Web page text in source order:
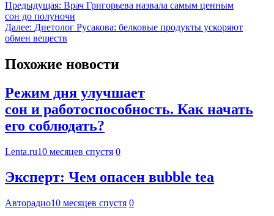
Предыдущая: Врач Григорьева назвала самым ценным
сон до полуночи
Далее: Диетолог Русакова: белковые продукты ускоряют
обмен веществ
Похожие новости
Режим дня улучшает
сон и работоспособность. Как начать
его соблюдать?
Lenta.ru10 месяцев спустя 0
Эксперт: Чем опасен вubble tea
Авторадио10 месяцев спустя 0